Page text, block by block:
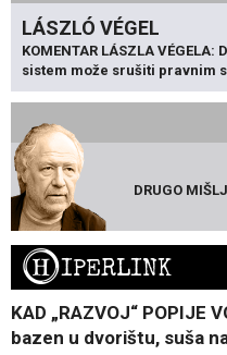
LÁSZLÓ VÉGEL
KOMENTAR LÁSZLA
sistem može srušiti pravnim
DRUGO
HIPERLINK
KAD „RAZVOJ“ POPIJE
bazen u dvorištu, suša